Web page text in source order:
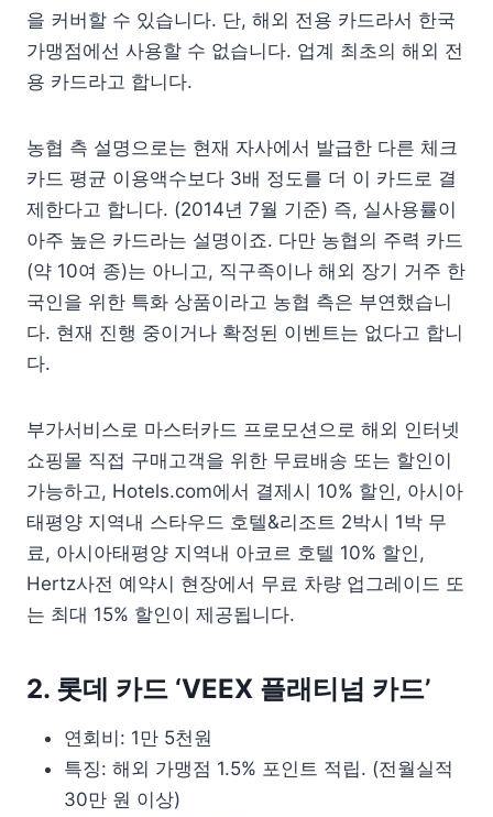
을 커버할 수 있습니다. 단, 해외 전용 카드라서 한국
가맹점에선 사용할 수 없습니다. 업계 최초의 해외 전
용 카드라고 합니다.
농협 측 설명으로는 현재 자사에서 발급한 다른 체크
카드 평균 이용액수보다 3배 정도를 더 이 카드로 결
제한다고 합니다. (2014년 7월 기준) 즉, 실사용률이
아주 높은 카드라는 설명이죠. 다만 농협의 주력 카드
(약 10여 종)는 아니고, 직구족이나 해외 장기 거주 한
국인을 위한 특화 상품이라고 농협 측은 부연했습니
다. 현재 진행 중이거나 확정된 이벤트는 없다고 합니
다.
부가서비스로 마스터카드 프로모션으로 해외 인터넷
쇼핑몰 직접 구매고객을 위한 무료배송 또는 할인이
가능하고, Hotels.com에서 결제시 10% 할인, 아시아
태평양 지역내 스타우드 호텔&리조트 2박시 1박 무
료, 아시아태평양 지역내 아코르 호텔 10% 할인,
Hertz사전 예약시 현장에서 무료 차량 업그레이드 또
는 최대 15% 할인이 제공됩니다.
2. 롯데 카드 ‘VEEX 플래티넘 카드’
연회비: 1만 5천원
특징: 해외 가맹점 1.5% 포인트 적립. (전월실적
30만 원 이상)